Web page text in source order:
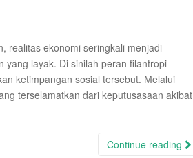
realitas ekonomi seringkali menjadi
yang layak. Di sinilah peran filantropi
ketimpangan sosial tersebut. Melalui
terselamatkan dari keputusasaan akibat
Continue reading